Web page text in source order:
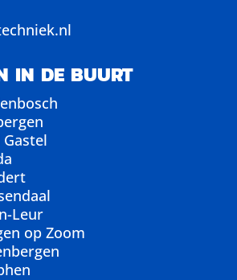
IN DE BUURT
Leur
op Zoom